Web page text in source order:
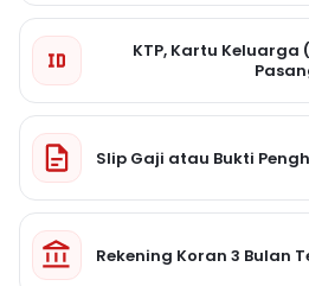
KTP, Kartu Keluarga
Slip Gaji atau Bukti
Rekening Koran 3 Bulan